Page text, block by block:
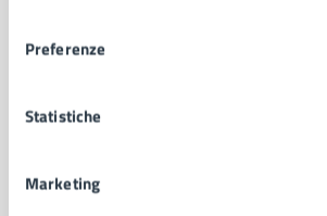
Preferenze
Statistiche
Marketing
Intranet, posta aziendale e protocollo
Anagrafe e stato civile